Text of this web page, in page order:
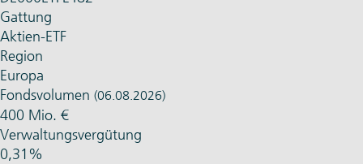
Gattung
Aktien-ETF
Region
Europa
Fondsvolumen (06.08.2026)
400 Mio. €
Verwaltungsvergütung
0,31%